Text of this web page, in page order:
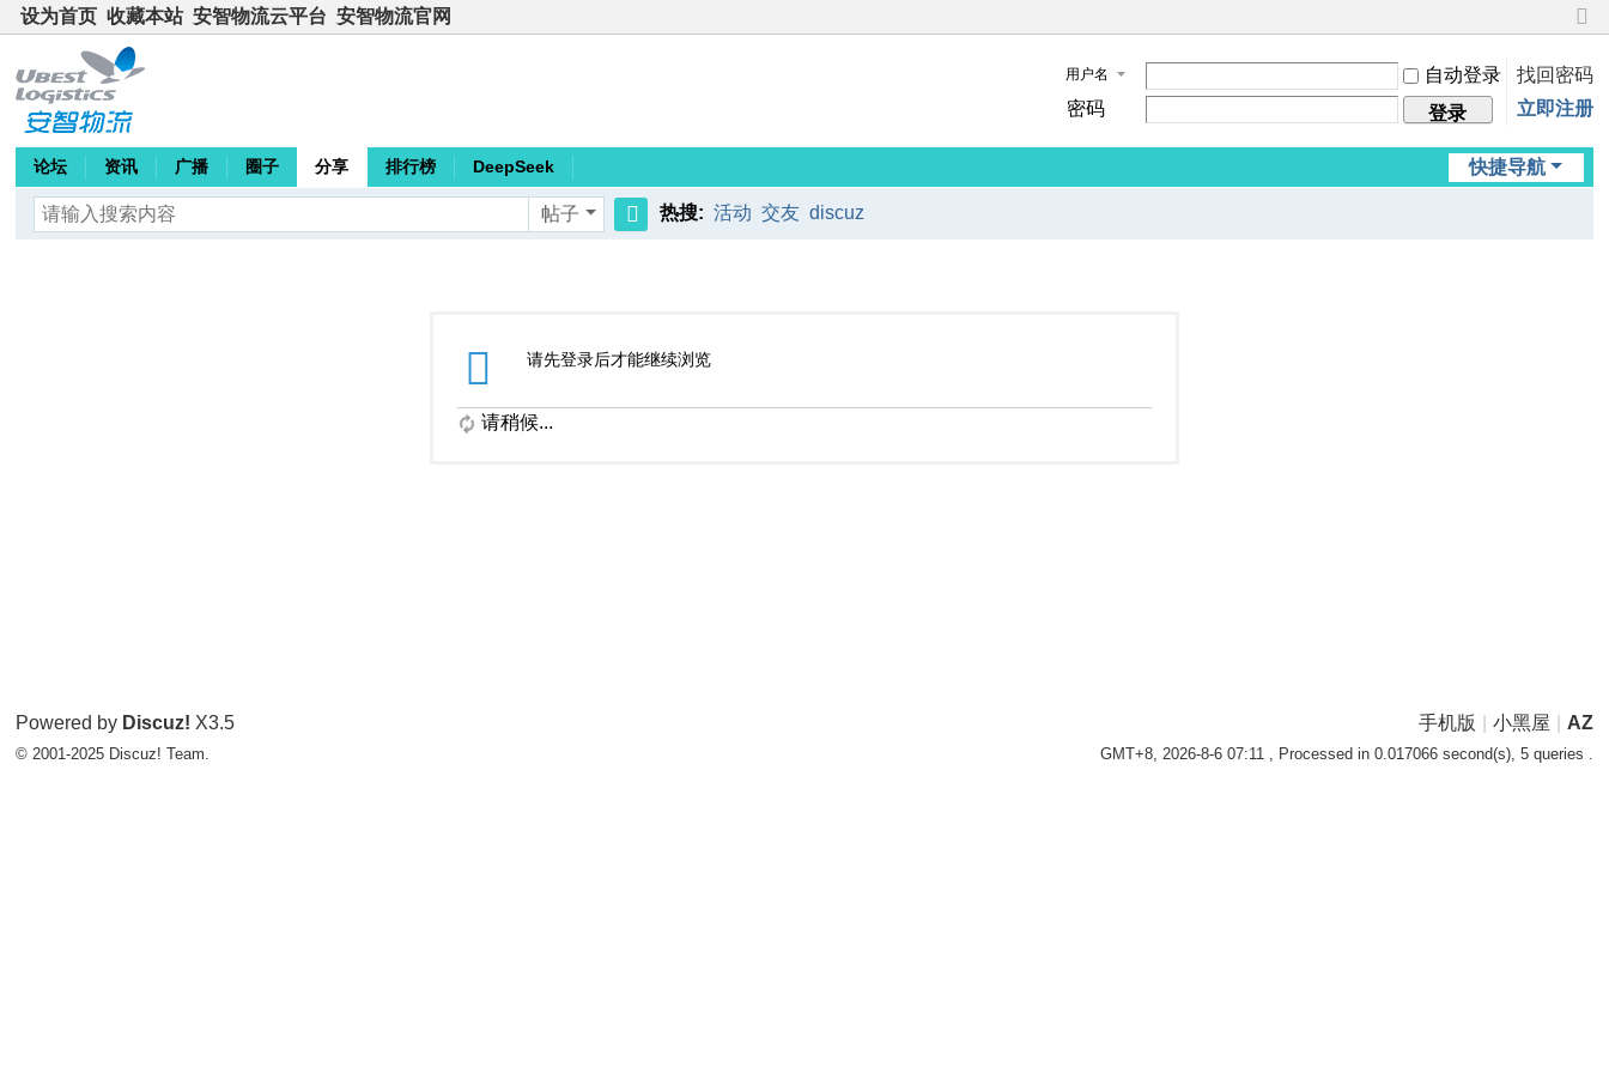
设为首页 收藏本站 安智物流云平台 安智物流官网
切
换
到
窄
版
用户名 自动登录
找回密码
密码
登录 立即注册
快捷导航
论坛 资讯 广播 圈子 分享 排行榜 DeepSeek
帖子 热搜: 活动 交友 discuz
请先登录后才能继续浏览
请稍候...
手机版 小黑屋 AZ
GMT+8, 2026-8-6 07:11, Processed in 0.017066 second(s), 5 queries .
Powered by Discuz! X3.5
© 2001-2025 Discuz! Team.